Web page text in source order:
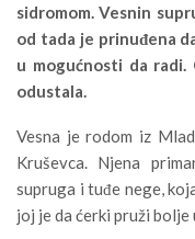
sidromom. Vesnin
od tada je prinuđena
u mogućnosti da
odustala.
Vesna je rodom iz
Kruševca. Njena
supruga i tuđe nege,
joj je da ćerki pruži